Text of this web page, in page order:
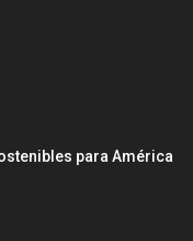
para América